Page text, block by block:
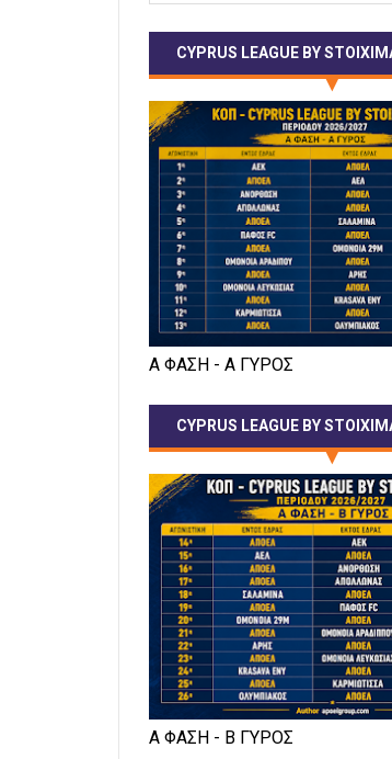
CYPRUS LEAGUE BY
Α ΦΑΣΗ - Α ΓΥΡΟΣ
CYPRUS LEAGUE BY
Α ΦΑΣΗ - Β ΓΥΡΟΣ